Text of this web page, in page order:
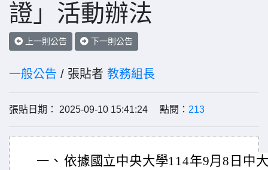
證」活動辦法
上一則公告 下一則公告
一般公告 / 張貼者 教務組長
張貼日期： 2025-09-10 15:41:24 點閱： 213
一、 依據國立中央大學114年9月8日中